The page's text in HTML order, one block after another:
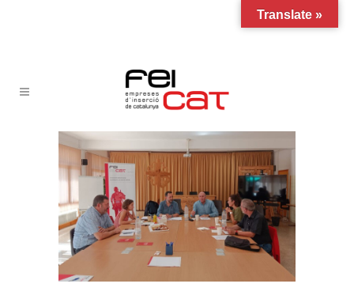
Translate »